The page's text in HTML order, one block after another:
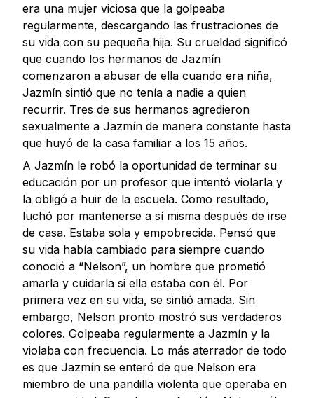
era una mujer viciosa que la golpeaba
regularmente, descargando las frustraciones de
su vida con su pequeña hija. Su crueldad significó
que cuando los hermanos de Jazmín
comenzaron a abusar de ella cuando era niña,
Jazmín sintió que no tenía a nadie a quien
recurrir. Tres de sus hermanos agredieron
sexualmente a Jazmín de manera constante hasta
que huyó de la casa familiar a los 15 años.
A Jazmín le robó la oportunidad de terminar su
educación por un profesor que intentó violarla y
la obligó a huir de la escuela. Como resultado,
luchó por mantenerse a sí misma después de irse
de casa. Estaba sola y empobrecida. Pensó que
su vida había cambiado para siempre cuando
conoció a “Nelson”, un hombre que prometió
amarla y cuidarla si ella estaba con él. Por
primera vez en su vida, se sintió amada. Sin
embargo, Nelson pronto mostró sus verdaderos
colores. Golpeaba regularmente a Jazmín y la
violaba con frecuencia. Lo más aterrador de todo
es que Jazmín se enteró de que Nelson era
miembro de una pandilla violenta que operaba en